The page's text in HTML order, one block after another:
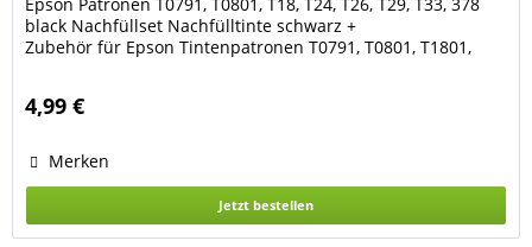
black Nachfüllset Nachfülltinte schwarz +
Zubehör für Epson Tintenpatronen T0791, T0801, T1801,
Nachfülltinte Black 1 Spritze mit Kanüle 2 Latex-
4,99 €
Merken
Jetzt bestellen